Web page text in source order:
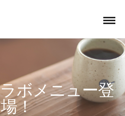
ボメニュー登
場！